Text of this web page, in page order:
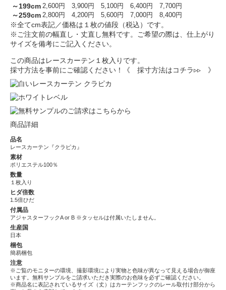
～199cm 2,600円 3,900円 5,100円 6,400円 7,700円
～259cm 2,800円 4,200円 5,600円 7,000円 8,400円
※全てcm表記／価格は１枚の値段（税込）です。
※ご注文前の幅直し・丈直し無料です。ご希望の際は、仕上がり
サイズを備考にご記入ください。
この商品はレースカーテン１枚入りです。
採寸方法を事前にご確認ください！
《 採寸方法はコチラ▹▹ 》
商品詳細
品名
レースカーテン『クラピカ』
素材
ポリエステル100％
数量
１枚入り
ヒダ倍数
1.5倍ひだ
付属品
アジャスターフックA or B ※タッセルは付属いたしません。
生産国
日本
梱包
簡易梱包
注意
※ご覧のモニターの環境、撮影環境により実物と色味が異なって見える場合が御座
います。無料サンプルをご請求いただき実際のお色味を必ずご確認ください。
※商品名に表記されているサイズ（丈）はカーテンフックのレール取付け部分から